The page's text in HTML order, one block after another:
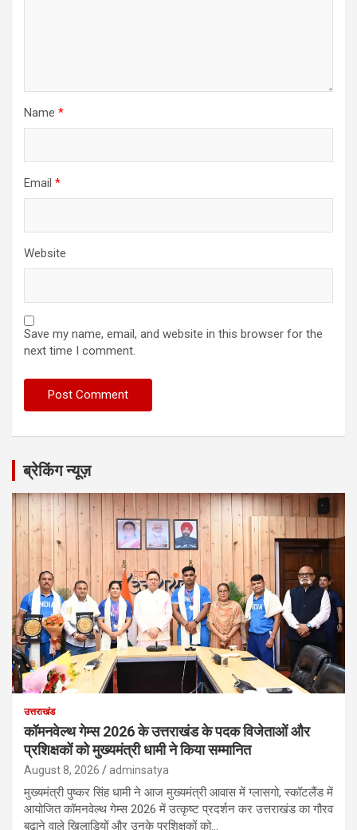
Name *
Email *
Website
Save my name, email, and website in this browser for the
next time I comment.
ब्रेकिंग न्यूज़
उत्तराखंड
कॉमनवेल्थ गेम्स 2026 के उत्तराखंड के पदक विजेताओं और
प्रशिक्षकों को मुख्यमंत्री धामी ने किया सम्मानित
August 8, 2026 adminsatya
मुख्यमंत्री पुष्कर सिंह धामी ने आज मुख्यमंत्री आवास में ग्लासगो, स्कॉटलैंड में
आयोजित कॉमनवेल्थ गेम्स 2026 में उत्कृष्ट प्रदर्शन कर उत्तराखंड का गौरव
बढ़ाने वाले खिलाड़ियों और उनके प्रशिक्षकों को…